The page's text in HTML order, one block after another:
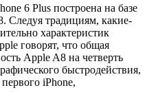
6 Plus построена на базе
Следуя традициям, какие-
характеристик
говорят, что общая
Apple A8 на четверть
быстродействия,
iPhone,